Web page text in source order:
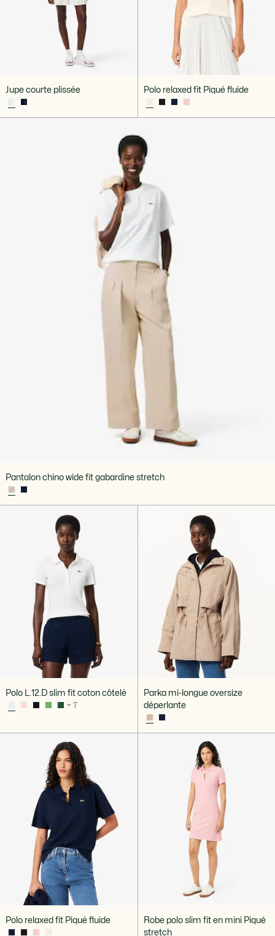
Jupe courte plissée Polo relaxed fit Piqué fluide
Pantalon chino wide fit gabardine stretch
Polo L.12.D slim fit coton côtelé
+ 7
Parka mi-longue oversize
déperlante
Polo relaxed fit Piqué fluide
Robe polo slim fit en mini Piqué
stretch